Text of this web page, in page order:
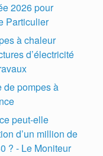
2026 pour
Particulier
à chaleur
d’électricité
de pompes à
peut-elle
d’un million de
? - Le Moniteur